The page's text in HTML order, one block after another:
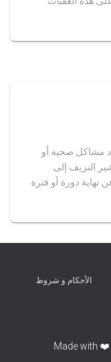
مشاكل صحية أو
النزيف إلى
نهاية دورة أو فترة
الأحكام و شروط